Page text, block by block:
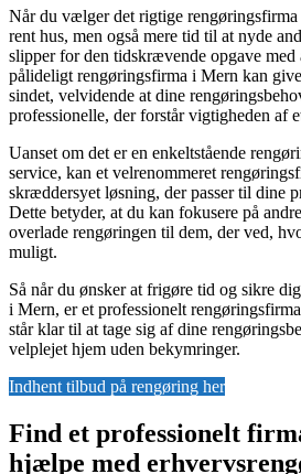
Når du vælger det rigtige
rent hus, men også mere tid til at nyde
slipper for den tidskrævende opgave med
pålideligt rengøringsfirma i Mern kan
sindet, velvidende at dine
professionelle, der forstår vigtigheden af
Uanset om det er en enkeltstående
service, kan et velrenommeret
skræddersyet løsning, der passer til dine
Dette betyder, at du kan fokusere på
overlade rengøringen til dem, der ved,
muligt.
Så når du ønsker at frigøre tid og sikre
i Mern, er et professionelt
står klar til at tage sig af dine
velplejet hjem uden bekymringer.
Indhent tilbud på rengøring her
Find et professionelt
hjælpe med